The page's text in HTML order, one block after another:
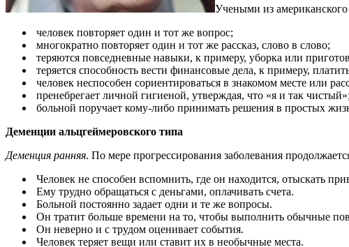
Учеными из
человек повторяет один и тот же вопрос;
многократно повторяет один и тот же рассказ, слово в слово;
теряются повседневные навыки, к примеру, уборка или
теряется способность вести финансовые дела, к примеру,
человек неспособен сориентироваться в знакомом месте или
пренебрегает личной гигиеной, утверждая, что «я и так
больной поручает кому-либо принимать решения в простых
Деменции альцгеймеровского типа
Деменция ранняя. По мере прогрессирования заболевания
Человек не способен вспомнить, где он находится, отыскать
Ему трудно обращаться с деньгами, оплачивать счета.
Больной постоянно задает одни и те же вопросы.
Он тратит больше времени на то, чтобы выполнить обычные
Он неверно и с трудом оценивает события.
Человек теряет вещи или ставит их в необычные места.